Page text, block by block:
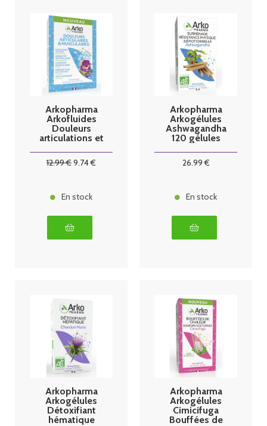
Arkopharma
Arkofluides
Douleurs
articulations et
12.99€9.74€
En stock
Arkopharma
Arkogélules
Ashwagandha
120 gélules
26.99€
En stock
Arkopharma
Arkogélules
Détoxifiant
hématique
Arkopharma
Arkogélules
Cimicifuga
Bouffées de